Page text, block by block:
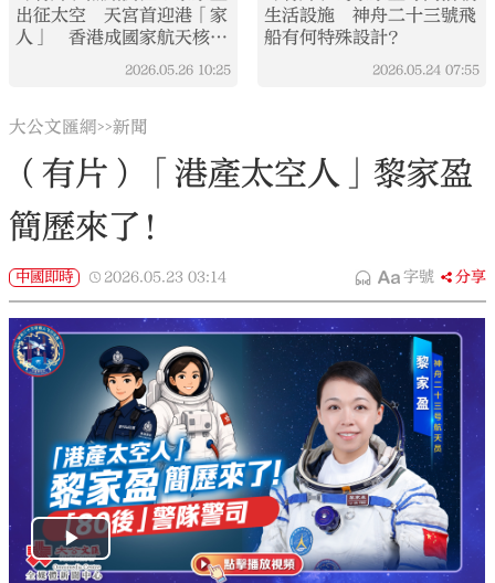
出征太空 天宮首迎港「家
人」 香港成國家航天核心
2026.05.26 10:25
生活設施 神舟二十三號飛
船有何特殊設計？
2026.05.24 07:55
大公文匯網>>新聞
（有片）「港產太空人」黎家盈
簡歷來了！
中國即時 2026.05.23 03:14 字號 分享